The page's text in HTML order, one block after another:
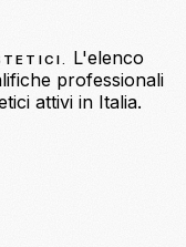
L'elenco
professionali
attivi in Italia.